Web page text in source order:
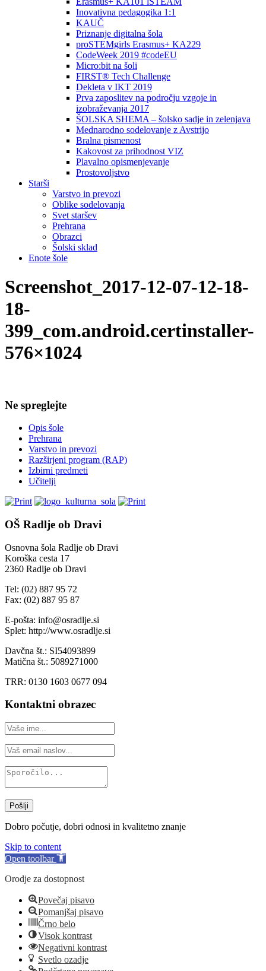
Inovativna pedagogika 1:1
KAUČ
Priznanje digitalna šola
proSTEMgirls Erasmus+ KA229
CodeWeek 2019 #codeEU
Micro:bit na šoli
FIRST® Tech Challenge
Dekleta v IKT 2019
Prva zaposlitev na področju vzgoje in
izobraževanja 2017
ŠOLSKA SHEMA – šolsko sadje in zelenjava
Mednarodno sodelovanje z Avstrijo
Bralna pismenost
Kakovost za prihodnost VIZ
Plavalno opismenjevanje
Prostovoljstvo
Starši
Varstvo in prevozi
Oblike sodelovanja
Svet staršev
Prehrana
Obrazci
Šolski sklad
Enote šole
Screenshot_2017-12-07-12-18-
18-
399_com.android.certinstaller-
576×1024
Ne spreglejte
Opis šole
Prehrana
Varstvo in prevozi
Razširjeni program (RAP)
Izbirni predmeti
Učitelji
OŠ Radlje ob Dravi
Osnovna šola Radlje ob Dravi
Koroška cesta 17
2360 Radlje ob Dravi
Tel: (02) 887 95 72
Fax: (02) 887 95 87
E-pošta: info@osradlje.si
Splet: http://www.osradlje.si
Davčna št.: SI54093899
Matična št.: 5089271000
TRR: 0130 1603 0677 094
Kontaktni obrazec
Pošlji
Dobro počutje, dobri odnosi in kvalitetno znanje
Skip to content
Open toolbar
Orodje za dostopnost
Povečaj pisavo
Pomanjšaj pisavo
Črno belo
Visok kontrast
Negativni kontrast
Svetlo ozadje